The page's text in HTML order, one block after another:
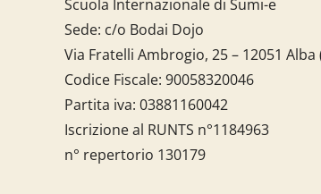
Scuola Internazionale di Sumi-e
Sede: c/o Bodai Dojo
Via Fratelli Ambrogio, 25 – 12051 Alba
Codice Fiscale: 90058320046
Partita iva: 03881160042
Iscrizione al RUNTS n°1184963
n° repertorio 130179